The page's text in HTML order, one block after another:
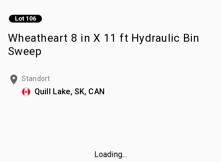
Lot 106
Wheatheart 8 in X 11 ft Hydraulic Bin
Sweep
Standort
Quill Lake, SK, CAN
Loading...